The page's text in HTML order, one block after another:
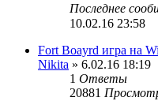
Последнее
10.02.16 23:58
Fort Boayrd игра на
Nikita » 6.02.16 18:19
1 Ответы
20881